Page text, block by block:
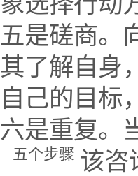
五是磋商。
其了解自身
自己的目标
六是重复。
五个步骤 该咨